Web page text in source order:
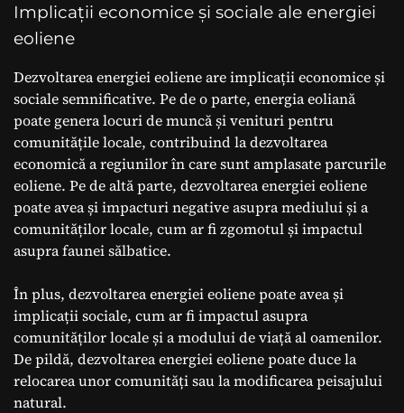
Implicații economice și sociale ale energiei
eoliene
Dezvoltarea energiei eoliene are implicații economice și
sociale semnificative. Pe de o parte, energia eoliană
poate genera locuri de muncă și venituri pentru
comunitățile locale, contribuind la dezvoltarea
economică a regiunilor în care sunt amplasate parcurile
eoliene. Pe de altă parte, dezvoltarea energiei eoliene
poate avea și impacturi negative asupra mediului și a
comunităților locale, cum ar fi zgomotul și impactul
asupra faunei sălbatice.
În plus, dezvoltarea energiei eoliene poate avea și
implicații sociale, cum ar fi impactul asupra
comunităților locale și a modului de viață al oamenilor.
De pildă, dezvoltarea energiei eoliene poate duce la
relocarea unor comunități sau la modificarea peisajului
natural.